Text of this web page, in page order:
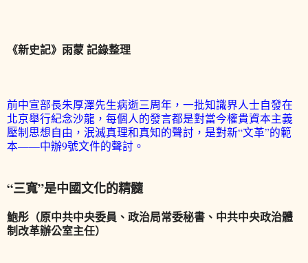
《新史記》雨蒙 記錄整理
前中宣部長朱厚澤先生病逝三周年，一批知識界人士自發在
北京舉行紀念沙龍，每個人的發言都是對當今權貴資本主義
壓制思想自由，泯滅真理和真知的聲討，是對新“文革”的範
本——中辦9號文件的聲討。
“三寬”是中國文化的精髓
鮑彤（原中共中央委員、政治局常委秘書、中共中央政治體
制改革辦公室主任）